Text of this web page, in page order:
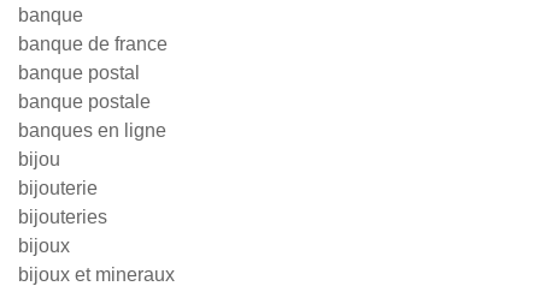
banque
banque de france
banque postal
banque postale
banques en ligne
bijou
bijouterie
bijouteries
bijoux
bijoux et mineraux